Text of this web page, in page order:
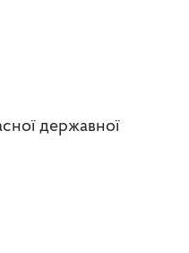
державної